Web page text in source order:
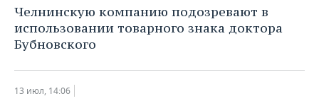
Челнинскую компанию подозревают в
использовании товарного знака доктора
Бубновского
13 июл, 14:06